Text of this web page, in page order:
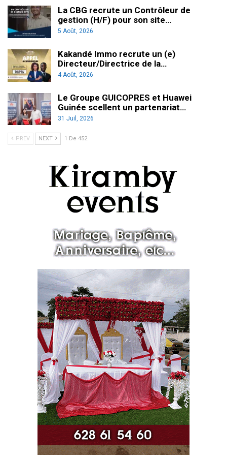
La CBG recrute un Contrôleur de
gestion (H/F) pour son site…
5 Août, 2026
Kakandé Immo recrute un (e)
Directeur/Directrice de la…
4 Août, 2026
Le Groupe GUICOPRES et Huawei
Guinée scellent un partenariat…
31 Juil, 2026
PREV NEXT 1 De 452